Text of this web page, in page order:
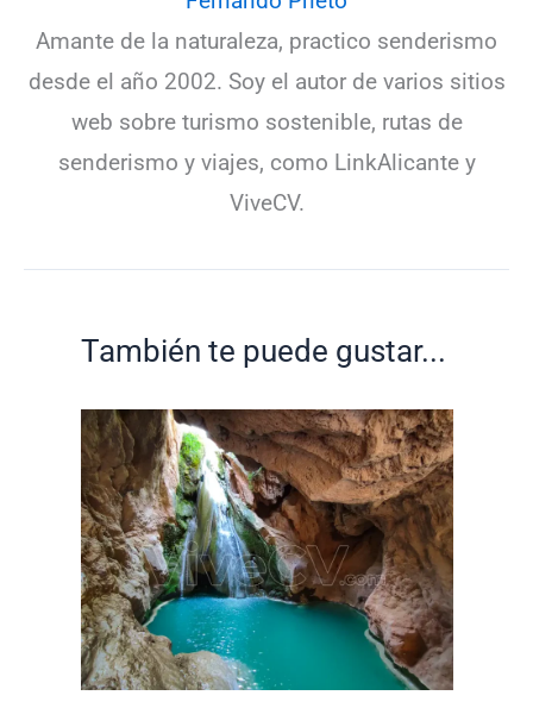
Amante de la naturaleza, practico senderismo
desde el año 2002. Soy el autor de varios sitios
web sobre turismo sostenible, rutas de
senderismo y viajes, como LinkAlicante y
ViveCV.
También te puede gustar...